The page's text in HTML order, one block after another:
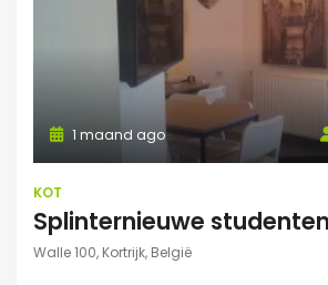
1 maand ago
KOT
Walle 100, Kortrijk, België